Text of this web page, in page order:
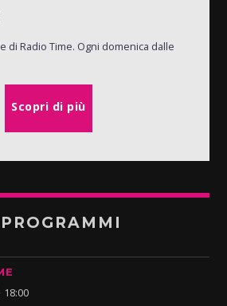
di Radio Time. Ogni domenica dalle
Scopri di più
18:00